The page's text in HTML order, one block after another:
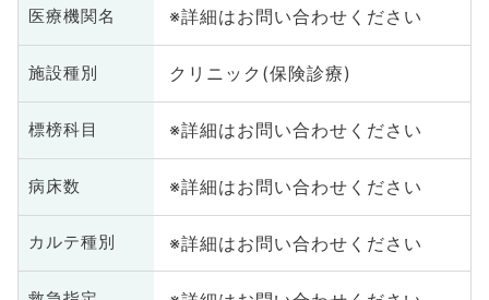
医療機関名 ※詳細はお問い合わせください
施設種別 クリニック(保険診療)
標榜科目 ※詳細はお問い合わせください
病床数 ※詳細はお問い合わせください
カルテ種別 ※詳細はお問い合わせください